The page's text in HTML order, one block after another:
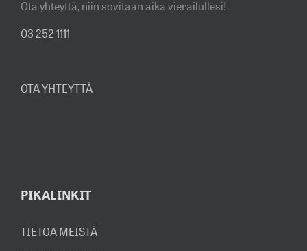
Ota yhteyttä, niin sovitaan aika vierailullesi!
03 252 1111
OTA YHTEYTTÄ
PIKALINKIT
TIETOA MEISTÄ